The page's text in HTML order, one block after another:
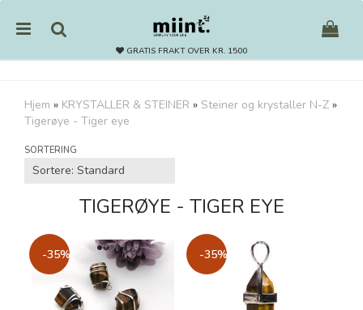
GRATIS FRAKT OVER KR. 1500
Hjem » KRYSTALLER & STEINER » Steiner og krystaller N-Z »
Tigerøye - Tiger eye
SORTERING
TIGERØYE - TIGER EYE
-35% -35%